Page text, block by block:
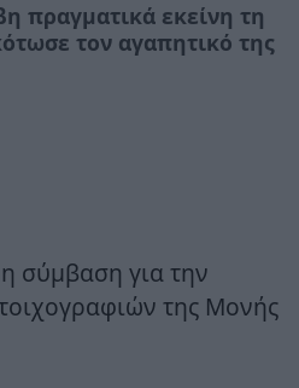
πραγματικά εκείνη τη
τον αγαπητικό της
σύμβαση για την
της Μονής